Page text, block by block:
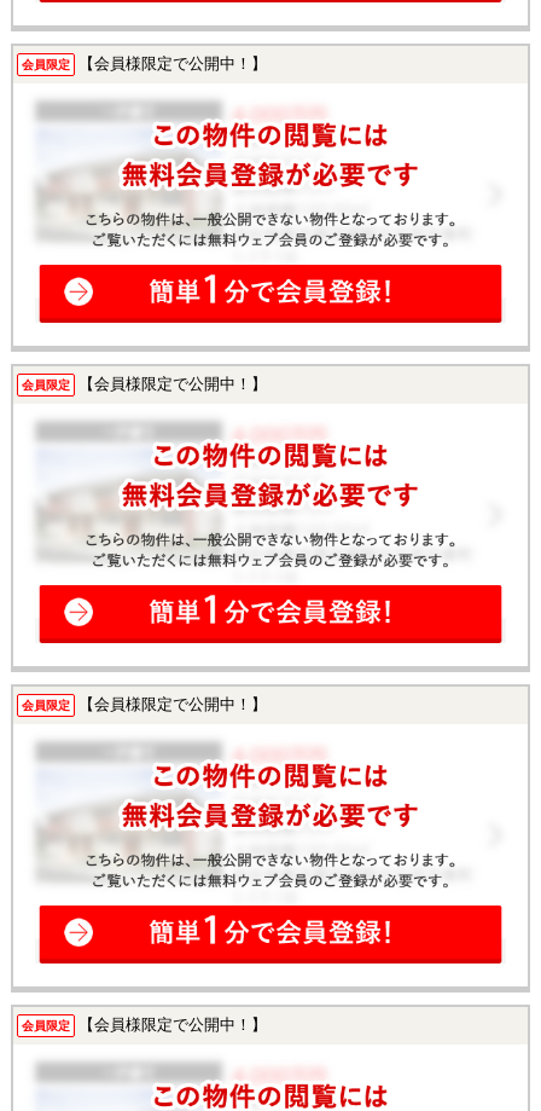
会員限定 【会員様限定で公開中！】
会員限定 【会員様限定で公開中！】
会員限定 【会員様限定で公開中！】
会員限定 【会員様限定で公開中！】